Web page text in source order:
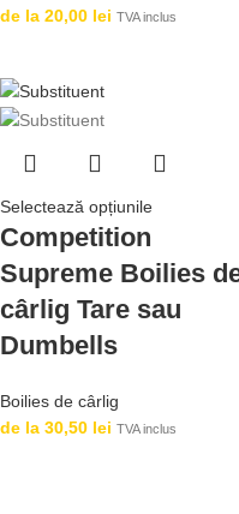
de la 20,00 lei TVA inclus
Selectează opțiunile
Competition
Supreme Boilies
cârlig Tare sau
Dumbells
Boilies de cârlig
de la 30,50 lei TVA inclus